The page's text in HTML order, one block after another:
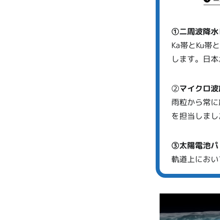
①二周波降水
Ka帯とKu帯
します。日
②マイクロ
雨粒から常
を担当しま
③太陽電池パ
軌道上にお